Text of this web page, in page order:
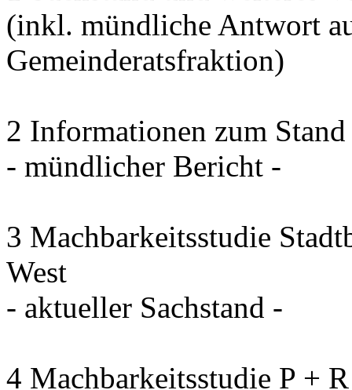
(inkl. mündliche Antwort
Gemeinderatsfraktion)
2 Informationen zum
- mündlicher Bericht -
3 Machbarkeitsstudie
West
- aktueller Sachstand -
4 Machbarkeitsstudie P +